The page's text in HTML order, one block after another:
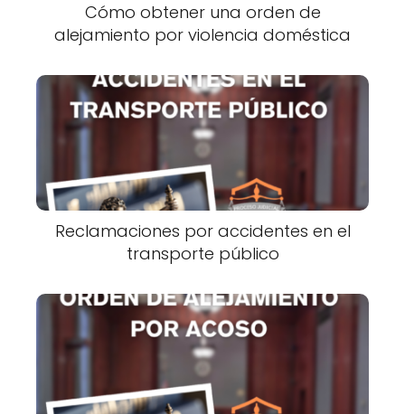
Cómo obtener una orden de
alejamiento por violencia doméstica
Reclamaciones por accidentes en el
transporte público